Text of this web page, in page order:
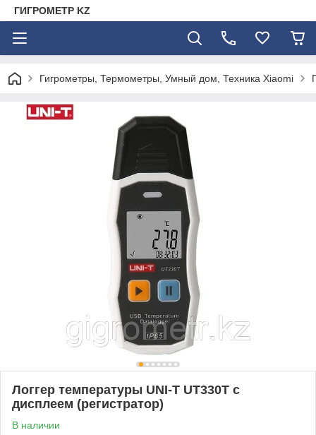
ГИГРОМЕТР KZ
Гигрометры, Термометры, Умный дом, Техника Xiaomi
Логгер температуры UNI-T UT330T с
дисплеем (регистратор)
В наличии